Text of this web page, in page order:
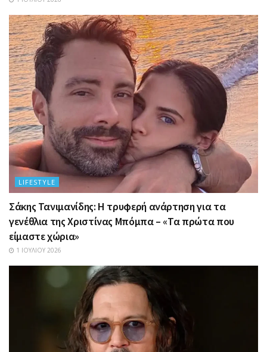
LIFESTYLE
Σάκης Τανιμανίδης: Η τρυφερή ανάρτηση για τα
γενέθλια της Χριστίνας Μπόμπα – «Τα πρώτα που
είμαστε χώρια»
1 ΙΟΥΛΊΟΥ 2026